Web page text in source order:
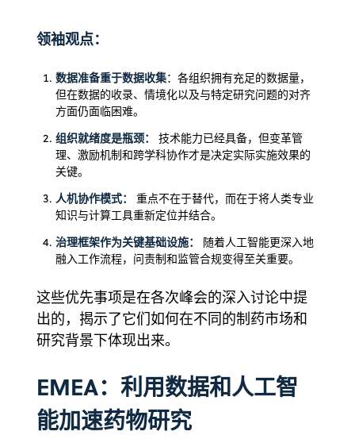
领袖观点：
数据准备重于数据收集：各组织拥有充足的数据量，
但在数据的收录、情境化以及与特定研究问题的对齐
方面仍面临困难。
组织就绪度是瓶颈：
技术能力已经具备，但变革管
理、激励机制和跨学科协作才是决定实际实施效果的
关键。
人机协作模式：
重点不在于替代，而在于将人类专业
知识与计算工具重新定位并结合。
治理框架作为关键基础设施：
随着人工智能更深入地
融入工作流程，问责制和监管合规变得至关重要。
这些优先事项是在各次峰会的深入讨论中提
出的，揭示了它们如何在不同的制药市场和
研究背景下体现出来。
EMEA：利用数据和人工智
能加速药物研究